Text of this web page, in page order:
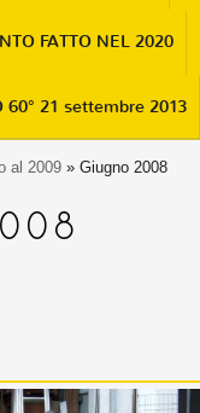
FATTO NEL 2020
60° 21 settembre 2013
al 2009 » Giugno 2008